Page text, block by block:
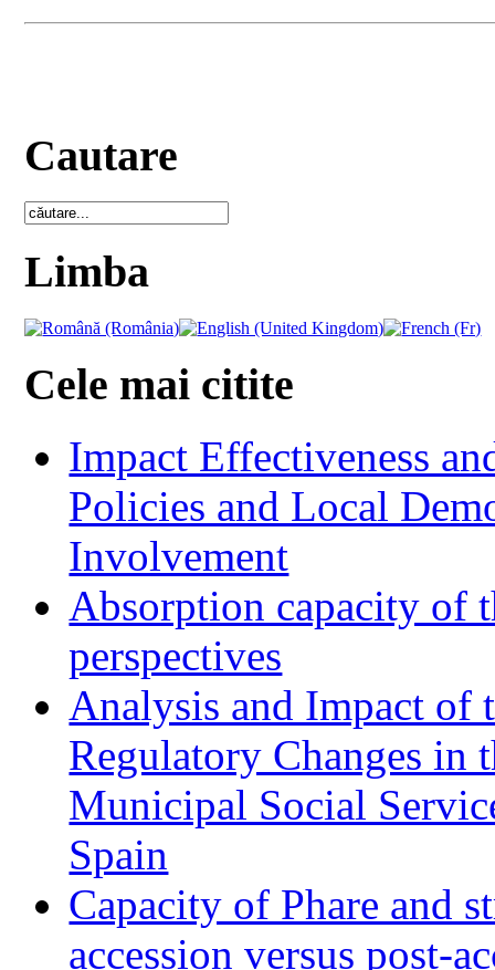
Cautare
Limba
Cele mai citite
Impact Effectiveness
Policies and Local
Involvement
Absorption capacity of
perspectives
Analysis and Impact of
Regulatory Changes in
Municipal Social
Spain
Capacity of Phare and
accession versus post-